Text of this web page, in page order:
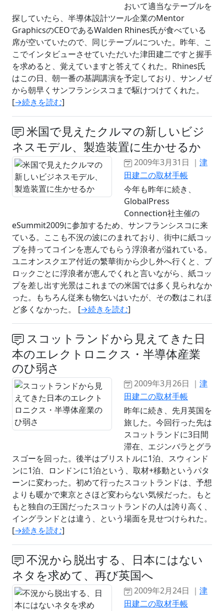
おいて適当なテーブルを
探していたら、半導体設計ツール企業のMentor
GraphicsのCEOであるWalden Rhines氏が食べている
席が空いていたので、同じテーブルについた。昨年、こ
こでインタビューさせていただいた津田建二ですと握手
を求めると、覚えていますと答えてくれた。Rhines氏
はこの日、朝一番の基調講演を予定しており、サンノゼ
から朝早くサンフランシスコまで駆けつけてくれた。
[→続きを読む]
米国で見えたクルマの新しいビジ
ネスモデル、製造装置に生かせるか
2009年3月31日 ｜ 津
田建二の取材手帳
今年も昨年に続き、
GlobalPress
Connection社主催の
eSummit2009に参加するため、サンフランシスコに来
ている。ここも不況の波にのまれており、街中に紙コッ
プを持ってコインを恵んでもらう浮浪者が溢れている。
ユニオンスクエア付近の繁華街から少し外へ行くと、ブ
ロックごとに浮浪者が恵んでくれと言いながら、紙コッ
プを差し出す光景はこれまでの米国では多く見られなか
った。もちろん従来も物乞いはいたが、その数はこれほ
ど多くなかった。 [→続きを読む]
スコットランドから見えてきた日
本のエレクトロニクス・半導体産業
のひ弱さ
2009年3月26日 ｜ 津
田建二の取材手帳
昨年に続き、先月英国を
旅した。今回行った先は
スコットランドに3日間
滞在、エジンバラとグラ
スゴーを回った。後半はブリストルに1泊、スウィンド
ンに1泊、ロンドンに1泊という、取材+移動というパタ
ーンに変わった。初めて行ったスコットランドは、予想
よりも暖かで東京とさほど変わらない気候だった。もと
もと独自の王国だったスコットランドの人は誇り高く、
イングランドとは違う、という場面を見せつけられた。
[→続きを読む]
不況から脱出する、日本にはない
ネタを求めて、再び英国へ
2009年2月24日 ｜ 津
田建二の取材手帳